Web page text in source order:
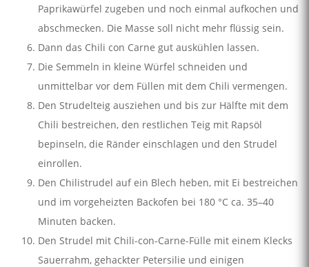
Paprikawürfel zugeben und noch einmal aufkochen und
abschmecken. Die Masse soll nicht mehr flüssig sein.
Dann das Chili con Carne gut auskühlen lassen.
Die Semmeln in kleine Würfel schneiden und
unmittelbar vor dem Füllen mit dem Chili vermengen.
Den Strudelteig ausziehen und bis zur Hälfte mit dem
Chili bestreichen, den restlichen Teig mit Rapsöl
bepinseln, die Ränder einschlagen und den Strudel
einrollen.
Den Chilistrudel auf ein Blech heben, mit Ei bestreichen
und im vorgeheizten Backofen bei 180 °C ca. 35–40
Minuten backen.
Den Strudel mit Chili-con-Carne-Fülle mit einem Klecks
Sauerrahm, gehackter Petersilie und einigen